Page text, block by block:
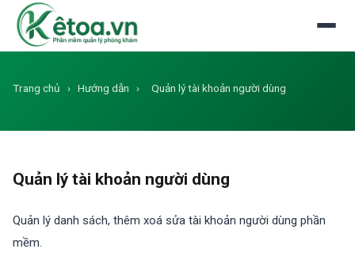
Trang chủ › Hướng dẫn › Quản lý tài khoản người dùng
Quản lý tài khoản người dùng
Quản lý danh sách, thêm xoá sửa tài khoản người dùng phần
mềm.